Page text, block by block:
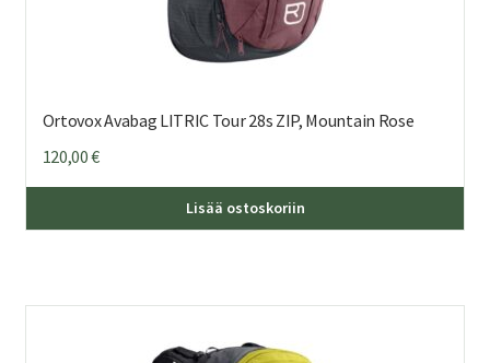
Ortovox Avabag LITRIC Tour 28s ZIP, Mountain Rose
120,00€
Lisää ostoskoriin